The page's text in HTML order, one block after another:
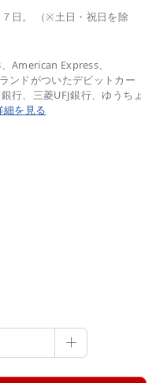
日。 （※土日・祝日を除
American Express、
ンドがついたデビットカー
行、三菱UFJ銀行、ゆうちょ
細を見る
